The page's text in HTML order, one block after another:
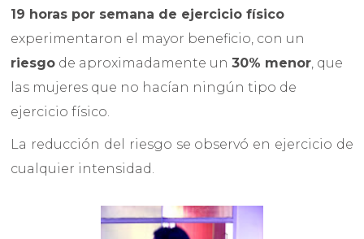
19 horas por semana de ejercicio físico
experimentaron el mayor beneficio, con un
riesgo de aproximadamente un30% menor, que
las mujeres que no hacían ningún tipo de
ejercicio físico.
La reducción del riesgo se observó en ejercicio de
cualquier intensidad.